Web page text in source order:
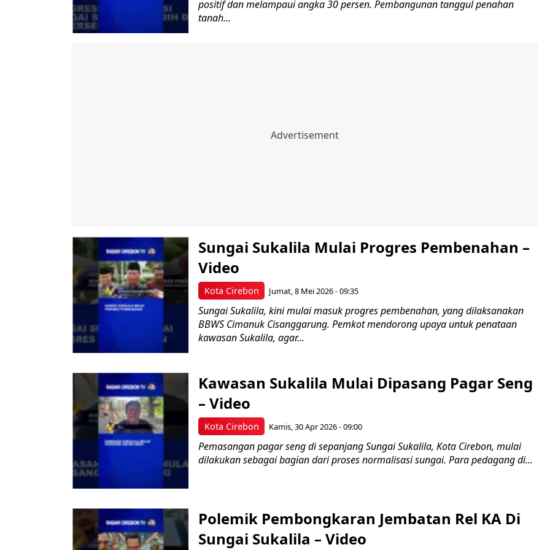
positif dan melampaui angka 30 persen. Pembangunan tanggul penahan
tanah...
Kota Cirebon
Sungai Sukalila Mulai Progres Pembenahan –
Video
Jumat, 8 Mei 2026 - 09:35
Sungai Sukalila, kini mulai masuk progres pembenahan, yang dilaksanakan
BBWS Cimanuk Cisanggarung. Pemkot mendorong upaya untuk penataan
kawasan Sukalila, agar...
Kota Cirebon
Kawasan Sukalila Mulai Dipasang Pagar Seng
– Video
Kamis, 30 Apr 2026 - 09:00
Pemasangan pagar seng di sepanjang Sungai Sukalila, Kota Cirebon, mulai
dilakukan sebagai bagian dari proses normalisasi sungai. Para pedagang di...
Polemik Pembongkaran Jembatan Rel KA Di
Sungai Sukalila – Video